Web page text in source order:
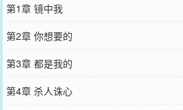
第1章 镜中我
第2章 你想要的
第3章 都是我的
第4章 杀人诛心